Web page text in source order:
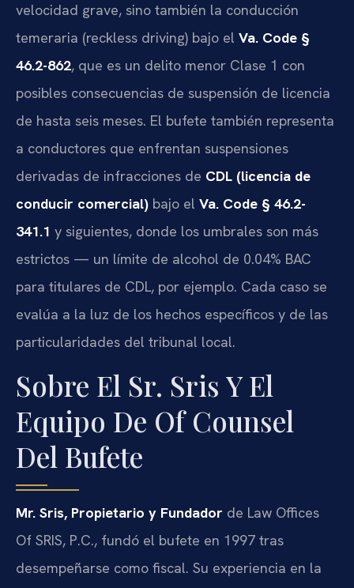
velocidad grave, sino también la conducción
temeraria (reckless driving) bajo el Va. Code §
46.2-862, que es un delito menor Clase 1 con
posibles consecuencias de suspensión de licencia
de hasta seis meses. El bufete también representa
a conductores que enfrentan suspensiones
derivadas de infracciones de CDL (licencia de
conducir comercial) bajo el Va. Code § 46.2-
341.1 y siguientes, donde los umbrales son más
estrictos — un límite de alcohol de 0.04% BAC
para titulares de CDL, por ejemplo. Cada caso se
evalúa a la luz de los hechos específicos y de las
particularidades del tribunal local.
Sobre El Sr. Sris Y El
Equipo De Of Counsel
Del Bufete
Mr. Sris, Propietario y Fundador de Law Offices
Of SRIS, P.C., fundó el bufete en 1997 tras
desempeñarse como fiscal. Su experiencia en la